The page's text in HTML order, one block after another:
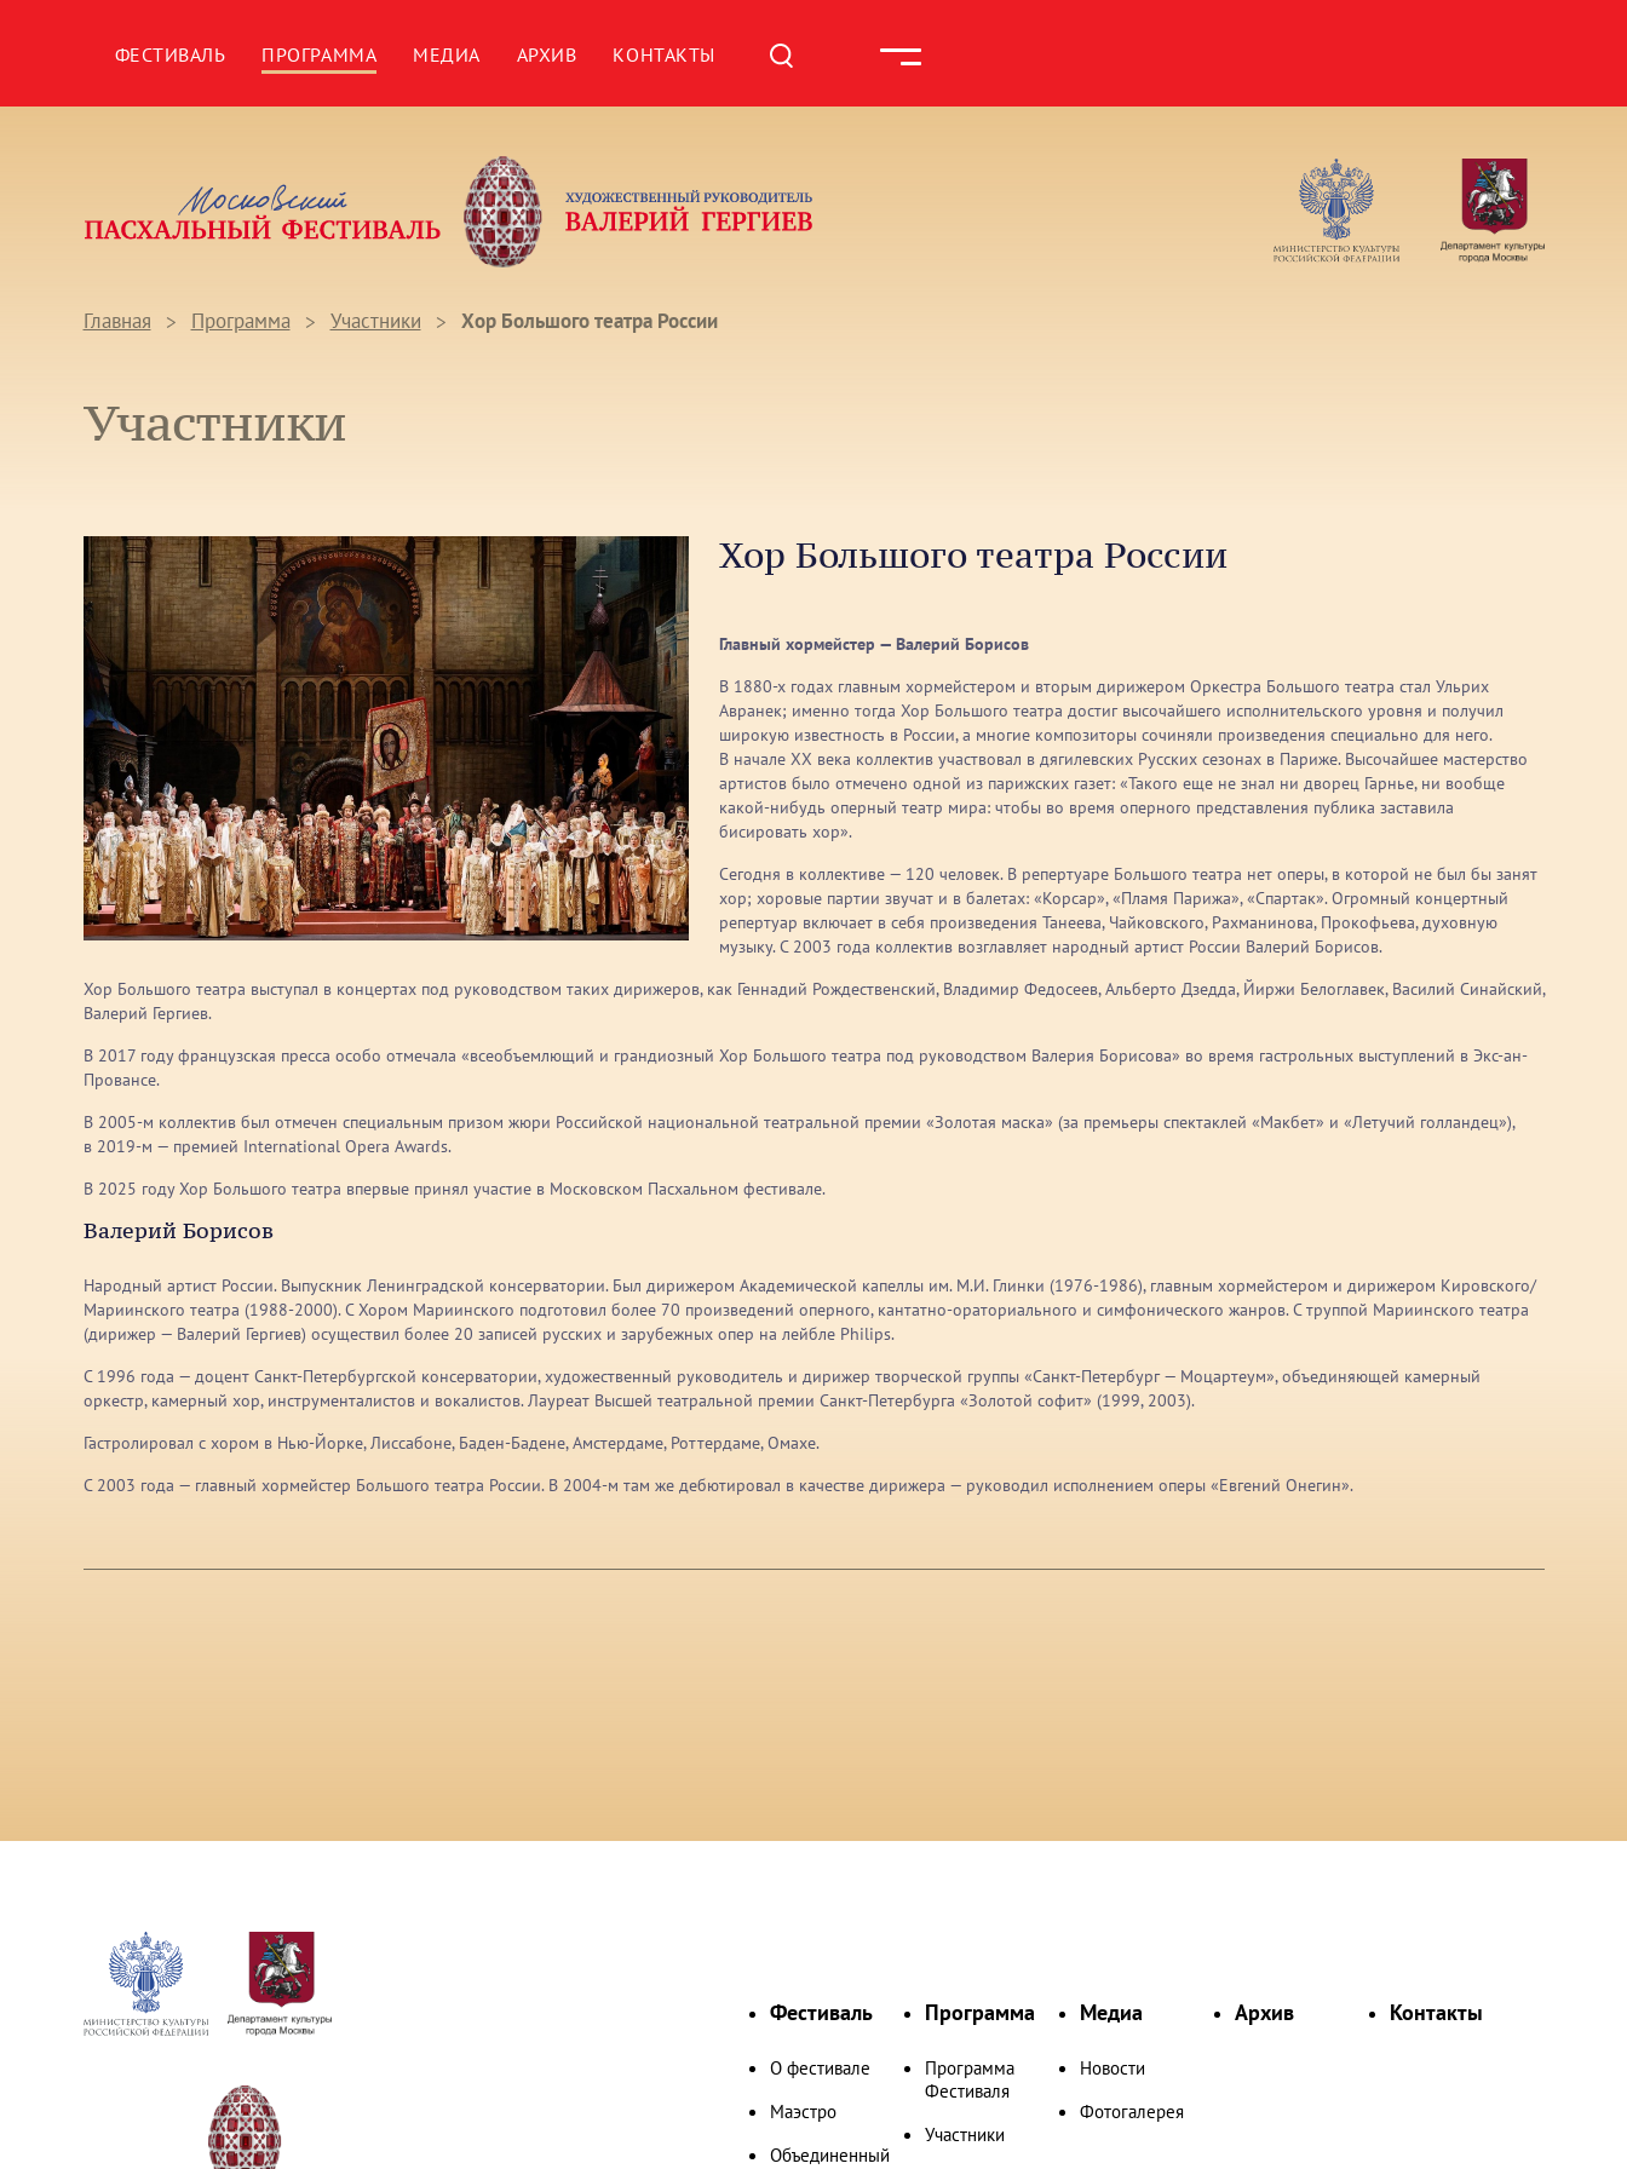
ФЕСТИВАЛЬ ПРОГРАММА МЕДИА АРХИВ КОНТАКТЫ
Главная Программа Участники Хор Большого театра России
Участники
Хор Большого театра России
Главный хормейстер — Валерий Борисов
В 1880-х годах главным хормейстером и вторым дирижером Оркестра Большого театра стал Ульрих
Авранек; именно тогда Хор Большого театра достиг высочайшего исполнительского уровня и получил
широкую известность в России, а многие композиторы сочиняли произведения специально для него.
В начале ХХ века коллектив участвовал в дягилевских Русских сезонах в Париже. Высочайшее мастерство
артистов было отмечено одной из парижских газет: «Такого еще не знал ни дворец Гарнье, ни вообще
какой-нибудь оперный театр мира: чтобы во время оперного представления публика заставила
бисировать хор».
Сегодня в коллективе — 120 человек. В репертуаре Большого театра нет оперы, в которой не был бы занят
хор; хоровые партии звучат и в балетах: «Корсар», «Пламя Парижа», «Спартак». Огромный концертный
репертуар включает в себя произведения Танеева, Чайковского, Рахманинова, Прокофьева, духовную
музыку. С 2003 года коллектив возглавляет народный артист России Валерий Борисов.
Хор Большого театра выступал в концертах под руководством таких дирижеров, как Геннадий Рождественский, Владимир Федосеев, Альберто Дзедда, Йиржи Белоглавек, Василий Синайский,
Валерий Гергиев.
В 2017 году французская пресса особо отмечала «всеобъемлющий и грандиозный Хор Большого театра под руководством Валерия Борисова» во время гастрольных выступлений в Экс-ан-
Провансе.
В 2005-м коллектив был отмечен специальным призом жюри Российской национальной театральной премии «Золотая маска» (за премьеры спектаклей «Макбет» и «Летучий голландец»),
в 2019-м — премией International Opera Awards.
В 2025 году Хор Большого театра впервые принял участие в Московском Пасхальном фестивале.
Валерий Борисов
Народный артист России. Выпускник Ленинградской консерватории. Был дирижером Академической капеллы им. М.И. Глинки (1976-1986), главным хормейстером и дирижером Кировского/
Мариинского театра (1988-2000). С Хором Мариинского подготовил более 70 произведений оперного, кантатно-ораториального и симфонического жанров. С труппой Мариинского театра
(дирижер — Валерий Гергиев) осуществил более 20 записей русских и зарубежных опер на лейбле Philips.
С 1996 года — доцент Санкт-Петербургской консерватории, художественный руководитель и дирижер творческой группы «Санкт-Петербург — Моцартеум», объединяющей камерный
оркестр, камерный хор, инструменталистов и вокалистов. Лауреат Высшей театральной премии Санкт-Петербурга «Золотой cофит» (1999, 2003).
Гастролировал с хором в Нью-Йорке, Лиссабоне, Баден-Бадене, Амстердаме, Роттердаме, Омахе.
С 2003 года — главный хормейстер Большого театра России. В 2004-м там же дебютировал в качестве дирижера — руководил исполнением оперы «Евгений Онегин».
Фестиваль
О фестивале
Маэстро
Объединенный
Программа
Программа
Фестиваля
Участники
Медиа
Новости
Фотогалерея
Архив Контакты